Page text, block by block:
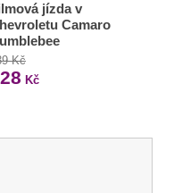
jízda v
Camaro
Kč
Kč